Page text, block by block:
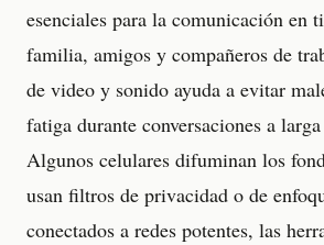
esenciales para la comunicación en
familia, amigos y compañeros de
de video y sonido ayuda a evitar
fatiga durante conversaciones a
Algunos celulares difuminan los
usan filtros de privacidad o de
conectados a redes potentes, las